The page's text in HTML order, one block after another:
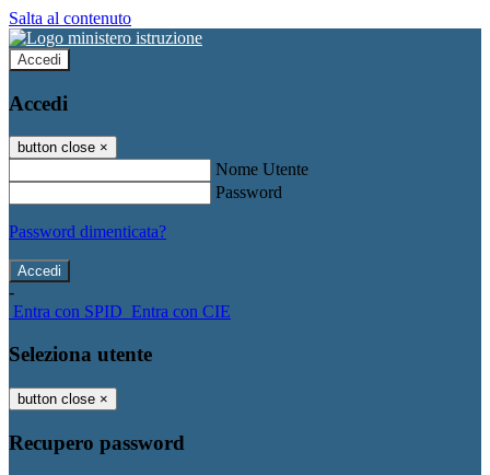
Salta al contenuto
Accedi
Accedi
button close ×
Nome Utente
Password
Password dimenticata?
-
Entra con SPID Entra con CIE
Seleziona utente
button close ×
Recupero password